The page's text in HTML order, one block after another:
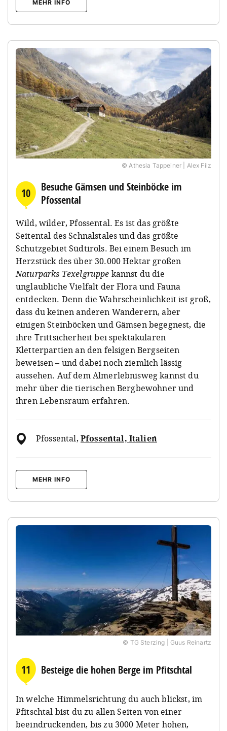
MEHR INFO
© Athesia Tappeiner | Alex Filz
10
Besuche Gämsen und Steinböcke im
Pfossental
Wild, wilder, Pfossental. Es ist das größte
Seitental des Schnalstales und das größte
Schutzgebiet Südtirols. Bei einem Besuch im
Herzstück des über 30.000 Hektar großen
Naturparks Texelgruppe kannst du die
unglaubliche Vielfalt der Flora und Fauna
entdecken. Denn die Wahrscheinlichkeit ist groß,
dass du keinen anderen Wanderern, aber
einigen Steinböcken und Gämsen begegnest, die
ihre Trittsicherheit bei spektakulären
Kletterpartien an den felsigen Bergseiten
beweisen – und dabei noch ziemlich lässig
aussehen. Auf dem Almerlebnisweg kannst du
mehr über die tierischen Bergbewohner und
ihren Lebensraum erfahren.
Pfossental, Pfossental, Italien
MEHR INFO
© TG Sterzing | Guus Reinartz
11 Besteige die hohen Berge im Pfitschtal
In welche Himmelsrichtung du auch blickst, im
Pfitschtal bist du zu allen Seiten von einer
beeindruckenden, bis zu 3000 Meter hohen,